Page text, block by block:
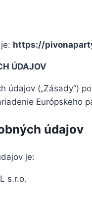
https://
ÚDAJOV
údajov („Zásady“)
Európskeho
údajov
je:
s.r.o.